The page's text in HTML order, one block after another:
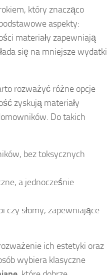
który znacząco
aspekty:
materiały zapewniają
się na mniejsze wydatki
rozważyć różne opcje
zyskują materiały
Do takich
bez toksycznych
a jednocześnie
czy słomy, zapewniające
ich estetyki oraz
wybiera klasyczne